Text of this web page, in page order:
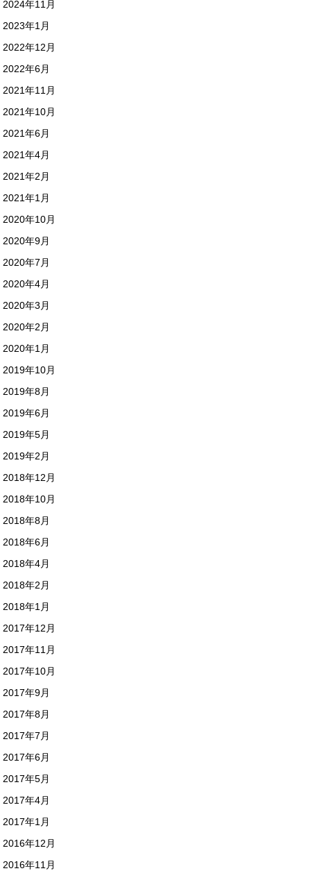
2024年11月
2023年1月
2022年12月
2022年6月
2021年11月
2021年10月
2021年6月
2021年4月
2021年2月
2021年1月
2020年10月
2020年9月
2020年7月
2020年4月
2020年3月
2020年2月
2020年1月
2019年10月
2019年8月
2019年6月
2019年5月
2019年2月
2018年12月
2018年10月
2018年8月
2018年6月
2018年4月
2018年2月
2018年1月
2017年12月
2017年11月
2017年10月
2017年9月
2017年8月
2017年7月
2017年6月
2017年5月
2017年4月
2017年1月
2016年12月
2016年11月